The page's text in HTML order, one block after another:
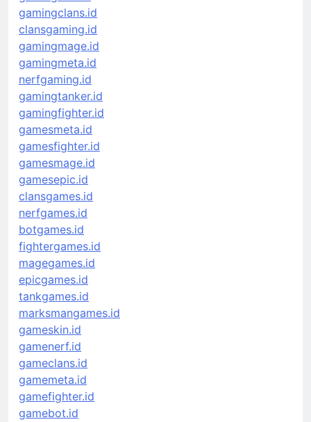
gamingclans.id
clansgaming.id
gamingmage.id
gamingmeta.id
nerfgaming.id
gamingtanker.id
gamingfighter.id
gamesmeta.id
gamesfighter.id
gamesmage.id
gamesepic.id
clansgames.id
nerfgames.id
botgames.id
fightergames.id
magegames.id
epicgames.id
tankgames.id
marksmangames.id
gameskin.id
gamenerf.id
gameclans.id
gamemeta.id
gamefighter.id
gamebot.id